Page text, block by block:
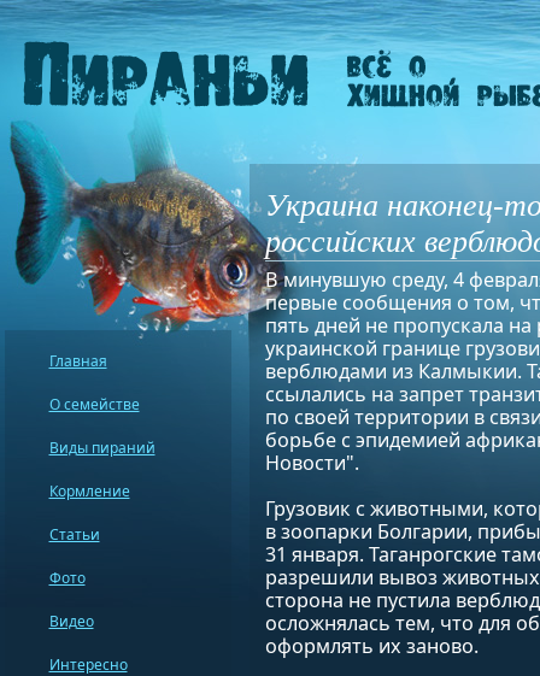
Украина наконец-
российских
В минувшую среду, 4
первые сообщения о том,
пять дней не пропускала на
украинской границе
верблюдами из Калмыкии.
ссылались на запрет
по своей территории в
борьбе с эпидемией
Новости".
Грузовик с животными,
в зоопарки Болгарии,
31 января. Таганрогские
разрешили вывоз
сторона не пустила
осложнялась тем, что для
оформлять их заново.
Главная
О семействе
Виды пираний
Кормление
Статьи
Фото
Видео
Интересно